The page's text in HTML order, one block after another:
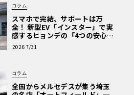
コラム
スマホで完結、サポートは万
全！ 新型EV「インスター」で実
感するヒョンデの「4つの安心」
【第1回・ヒョンデ6つの疑問：
Why? Hyundai?】〈PR〉
2026 7/31
コラム
全国からメルセデスが集う埼玉